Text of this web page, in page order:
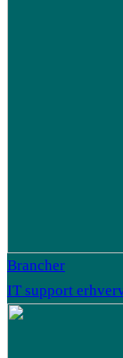
Brancher
IT support